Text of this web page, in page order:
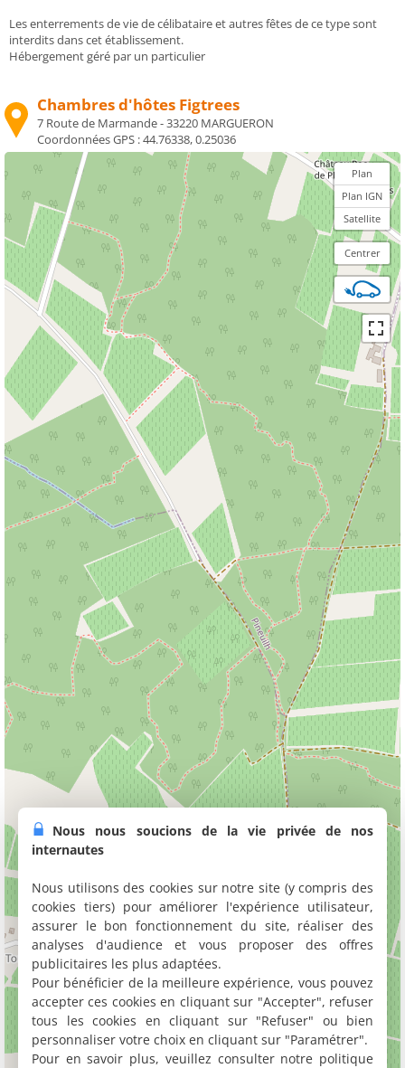
Les enterrements de vie de célibataire et autres fêtes de ce type sont
interdits dans cet établissement.
Hébergement géré par un particulier
Chambres d'hôtes Figtrees
7 Route de Marmande - 33220 MARGUERON
Coordonnées GPS :44.76338, 0.25036
Plan
Plan IGN
Satellite
Centrer
Nous nous soucions de la vie privée de nos
internautes
Nous utilisons des cookies sur notre site (y compris des
cookies tiers) pour améliorer l'expérience utilisateur,
assurer le bon fonctionnement du site, réaliser des
analyses d'audience et vous proposer des offres
publicitaires les plus adaptées.
Pour bénéficier de la meilleure expérience, vous pouvez
accepter ces cookies en cliquant sur "Accepter", refuser
tous les cookies en cliquant sur "Refuser" ou bien
personnaliser votre choix en cliquant sur "Paramétrer".
Pour en savoir plus, veuillez consulter notre politique